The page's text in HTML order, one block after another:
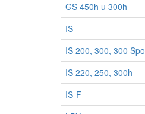
GS 450h u 300h
IS
IS 200, 300, 300
IS 220, 250, 300h
IS-F